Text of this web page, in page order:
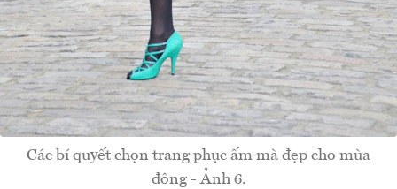
Các bí quyết chọn trang phục ấm mà đẹp cho mùa
đông - Ảnh 6.